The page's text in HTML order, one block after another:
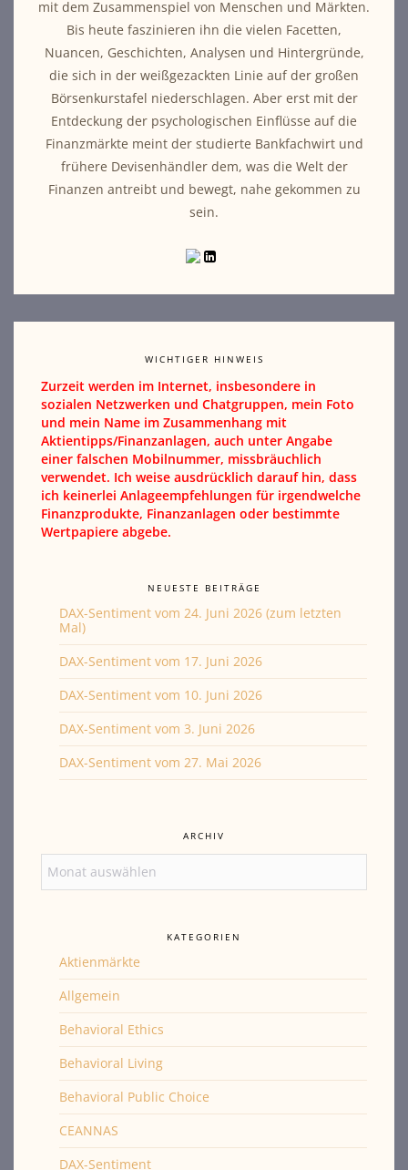
mit dem Zusammenspiel von Menschen und Märkten.
Bis heute faszinieren ihn die vielen Facetten,
Nuancen, Geschichten, Analysen und Hintergründe,
die sich in der weißgezackten Linie auf der großen
Börsenkurstafel niederschlagen. Aber erst mit der
Entdeckung der psychologischen Einflüsse auf die
Finanzmärkte meint der studierte Bankfachwirt und
frühere Devisenhändler dem, was die Welt der
Finanzen antreibt und bewegt, nahe gekommen zu
sein.
WICHTIGER HINWEIS
Zurzeit werden im Internet, insbesondere in
sozialen Netzwerken und Chatgruppen, mein Foto
und mein Name im Zusammenhang mit
Aktientipps/Finanzanlagen, auch unter Angabe
einer falschen Mobilnummer, missbräuchlich
verwendet. Ich weise ausdrücklich darauf hin, dass
ich keinerlei Anlageempfehlungen für irgendwelche
Finanzprodukte, Finanzanlagen oder bestimmte
Wertpapiere abgebe.
NEUESTE BEITRÄGE
DAX-Sentiment vom 24. Juni 2026 (zum letzten
Mal)
DAX-Sentiment vom 17. Juni 2026
DAX-Sentiment vom 10. Juni 2026
DAX-Sentiment vom 3. Juni 2026
DAX-Sentiment vom 27. Mai 2026
ARCHIV
KATEGORIEN
Aktienmärkte
Allgemein
Behavioral Ethics
Behavioral Living
Behavioral Public Choice
CEANNAS
DAX-Sentiment